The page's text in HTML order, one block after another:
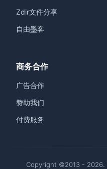
Zdir文件分享
自由墨客
商务合作
广告合作
赞助我们
付费服务
Copyright ©2013 - 2026.